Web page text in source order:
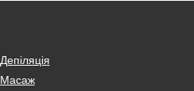
Депіляція
Масаж